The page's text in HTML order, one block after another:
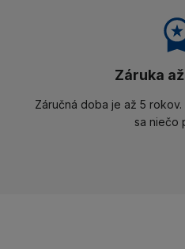
Záruka
Záručná doba je až 5
sa niečo